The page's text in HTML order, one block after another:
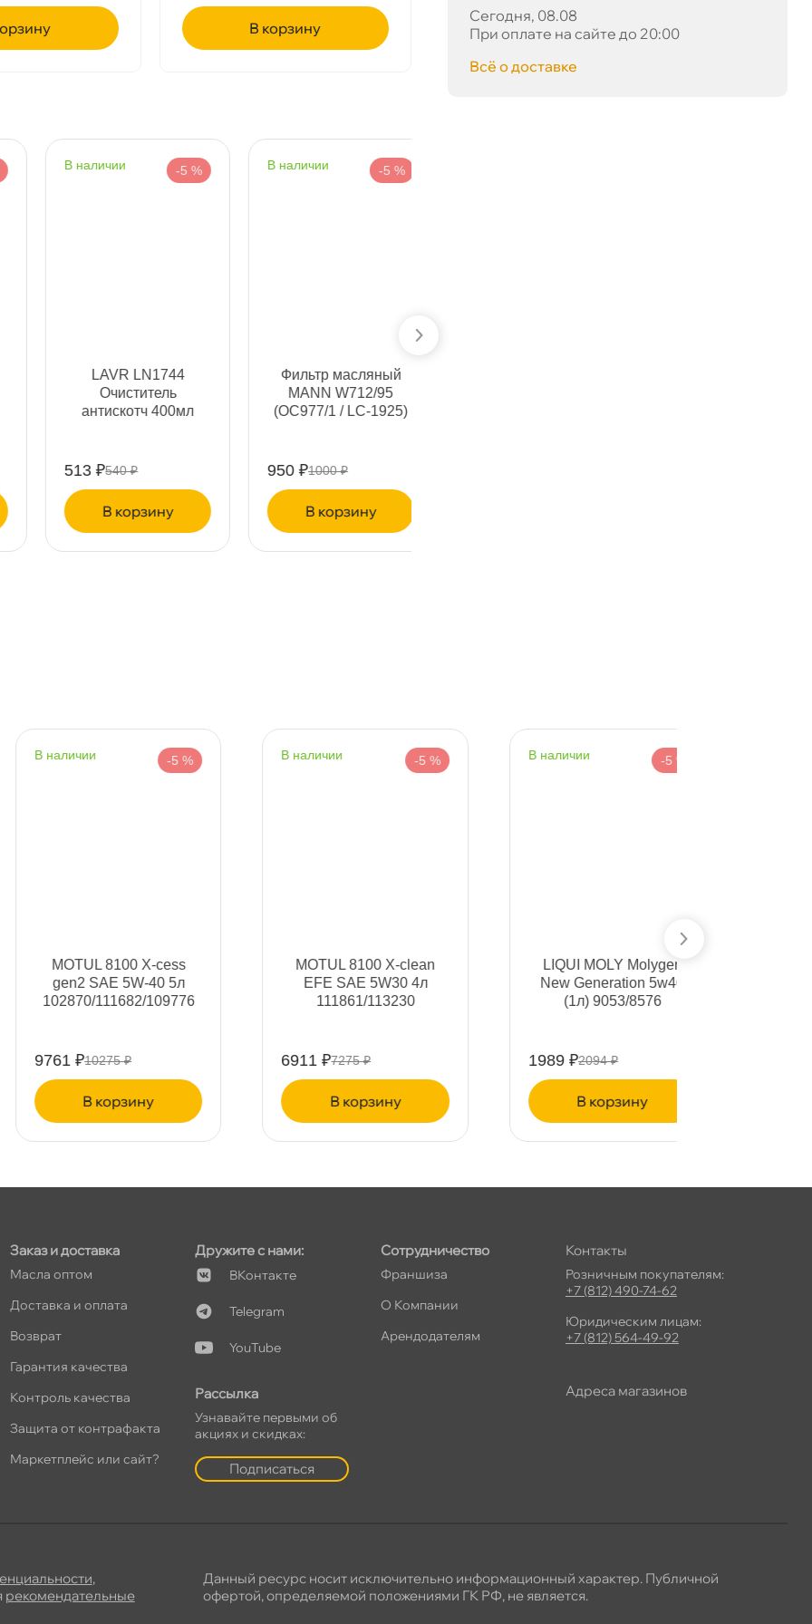
корзину корзину
наличии -5 %
LAVR LN1744
Очиститель
антискотч 400мл
513 ₽540 ₽
корзину
наличии -5 %
Фильтр масляный
MANN W712/95
(OC977/1 / LC-1925)
950 ₽1000 ₽
корзину
Сегодня, 08.08
При оплате на сайте до 20:00
сё о доставке
наличии
MOTUL 8100 X-cess
gen2 SAE 5W-40 5л
102870/111682/109776
9761 ₽10275 ₽
корзину
наличии
MOTUL 8100 X-clean
EFE SAE 5W30 4л
111861/113230
6911 ₽7275 ₽
корзину
наличии
LIQUI MOLY Molygen
New Generation 5w40
(1л) 9053/8576
1989 ₽2094 ₽
корзину
Заказ и доставка
Масла оптом
Доставка и оплата
озврат
Гарантия качества
Контроль качества
Защита от контрафакта
Маркетплейс или сайт?
Дружите с нами:
Контакте
Telegram
YouTube
Рассылка
Узнавайте первыми о
акциях и скидках:
Подписаться
Сотрудничество
Франшиза
О Компании
Арендодателям
Контакты
Розничным покупателям:
+7 (812) 490-74-62
Юридическим лицам:
+7 (812) 564-49-92
Адреса магазино
,
рекомендательные
Данный ресурс носит исключительно информационный характер. Публичной
офертой, определяемой положениями ГК РФ, не является.